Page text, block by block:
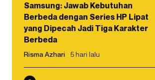
Samsung: Jawab Kebutuhan
Berbeda dengan Series HP Lipat
yang Dipecah Jadi Tiga Karakter
Berbeda
Risma Azhari 5 hari lalu